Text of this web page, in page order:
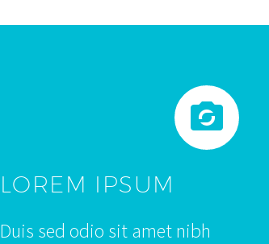


LOREM IPSUM
Duis sed odio sit amet nibh